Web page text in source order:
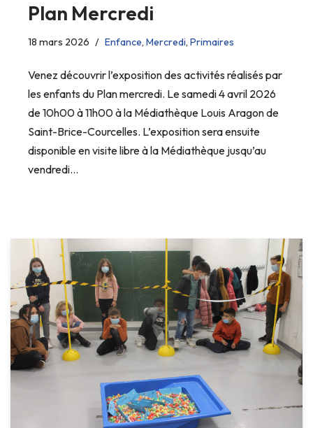
Plan Mercredi
18 mars 2026 Enfance, Mercredi, Primaires
Venez découvrir l’exposition des activités réalisés par
les enfants du Plan mercredi. Le samedi 4 avril 2026
de 10h00 à 11h00 à la Médiathèque Louis Aragon de
Saint-Brice-Courcelles. L’exposition sera ensuite
disponible en visite libre à la Médiathèque jusqu’au
vendredi…